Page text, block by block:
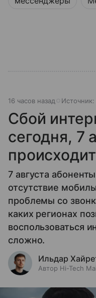
16 часов назад Источник:
Сбой
сегодня, 7
7 августа
отсутствие
проблемы со
каких регионах
воспользоваться
сложно.
Ильдар
Автор Hi-Tech